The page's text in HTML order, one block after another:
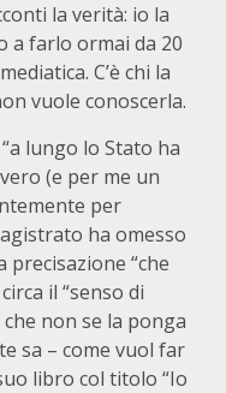
la verità: io la
a farlo ormai da 20
C’è chi la
vuole conoscerla.
lungo lo Stato ha
(e per me un
per
ha omesso
“che
il “senso di
non se la ponga
sa – come vuol far
libro col titolo “Io